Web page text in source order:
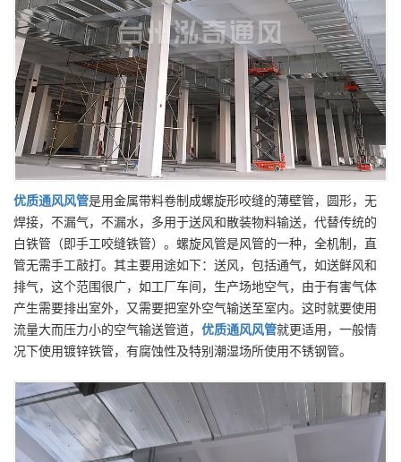
优质通风风管是用金属带料卷制成螺旋形咬缝的薄壁管，圆形，无
焊接，不漏气，不漏水，多用于送风和散装物料输送，代替传统的
白铁管（即手工咬缝铁管）。螺旋风管是风管的一种，全机制，直
管无需手工敲打。其主要用途如下：送风，包括通气，如送鲜风和
排气，这个范围很广，如工厂车间，生产场地空气，由于有害气体
产生需要排出室外，又需要把室外空气输送至室内。这时就要使用
流量大而压力小的空气输送管道， 优质通风风管就更适用，一般情
况下使用镀锌铁管，有腐蚀性及特别潮湿场所使用不锈钢管。